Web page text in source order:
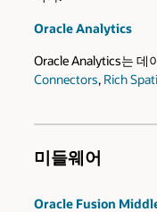
Oracle Analytics
Oracle Analytics는 데
Connectors, Rich
미들웨어
Oracle Fusion